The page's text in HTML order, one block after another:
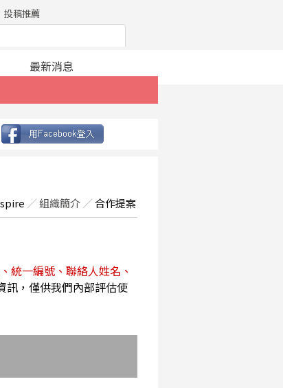
投稿推薦
最新消息
／組織簡介 ／合作提案
統一編號、聯絡人姓名、
訊，僅供我們內部評估使